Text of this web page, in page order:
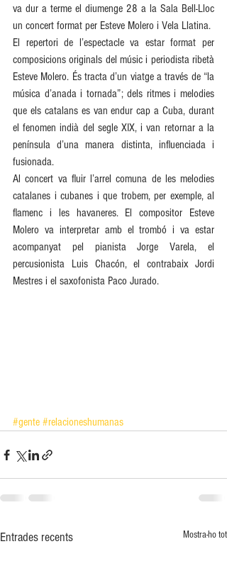
va dur a terme el diumenge 28 a la Sala Bell-Lloc
un concert format per Esteve Molero i Vela Llatina.
El repertori de l’espectacle va estar format per
composicions originals del músic i periodista ribetà
Esteve Molero. És tracta d’un viatge a través de “la
música d’anada i tornada”; dels ritmes i melodies
que els catalans es van endur cap a Cuba, durant
el fenomen indià del segle XIX, i van retornar a la
península d’una manera distinta, influenciada i
fusionada.
Al concert va fluir l’arrel comuna de les melodies
catalanes i cubanes i que trobem, per exemple, al
flamenc i les havaneres. El compositor Esteve
Molero va interpretar amb el trombó i va estar
acompanyat pel pianista Jorge Varela, el
percusionista Luis Chacón, el contrabaix Jordi
Mestres i el saxofonista Paco Jurado.
#gente #relacioneshumanas
Entrades recents Mostra-ho tot